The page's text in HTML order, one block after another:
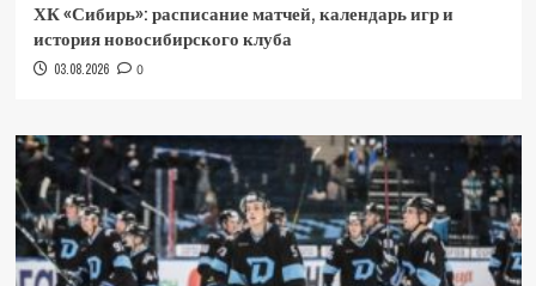
ХК «Сибирь»: расписание матчей, календарь игр и
история новосибирского клуба
03.08.2026 0